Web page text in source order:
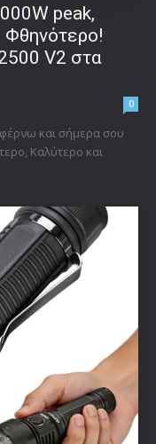
peak,
Φθηνότερο!
V2 στα
0
και σήμερα σου
Καλύτερο και